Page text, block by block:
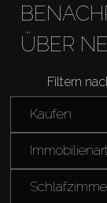
ÜBER
Filtern
Kaufen